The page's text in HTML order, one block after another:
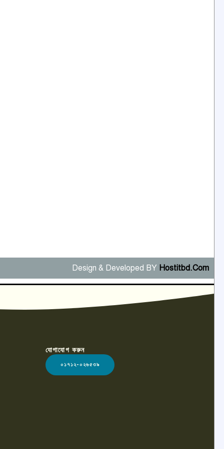
Design & Developed BY Hostitbd.Com
যোগাযোগ করুন
০১৭১২-০২৬৫৩৯